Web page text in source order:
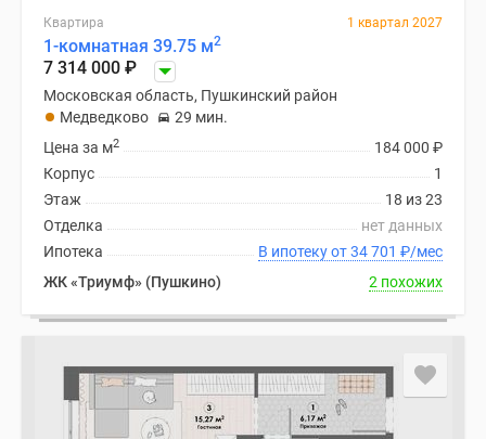
Квартира 1 квартал 2027
1-комнатная 39.75 м2
7 314 000 ₽
Московская область, Пушкинский район
Медведково
29 мин.
184 000 ₽
Цена за м2
1
Корпус
18 из 23
Этаж
нет данных
Отделка
В ипотеку от 34 701 ₽/мес
Ипотека
ЖК «Триумф» (Пушкино)
2 похожих